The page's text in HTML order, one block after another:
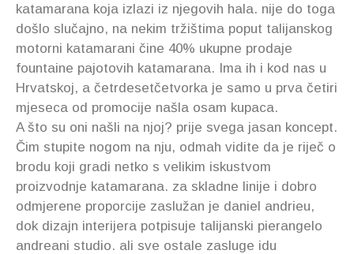
katamarana koja izlazi iz njegovih hala. nije do toga
došlo slučajno, na nekim tržištima poput talijanskog
motorni katamarani čine 40% ukupne prodaje
fountaine pajotovih katamarana. Ima ih i kod nas u
Hrvatskoj, a četrdesetčetvorka je samo u prva četiri
mjeseca od promocije našla osam kupaca.
A što su oni našli na njoj? prije svega jasan koncept.
Čim stupite nogom na nju, odmah vidite da je riječ o
brodu koji gradi netko s velikim iskustvom
proizvodnje katamarana. za skladne linije i dobro
odmjerene proporcije zaslužan je daniel andrieu,
dok dizajn interijera potpisuje talijanski pierangelo
andreani studio. ali sve ostale zasluge idu